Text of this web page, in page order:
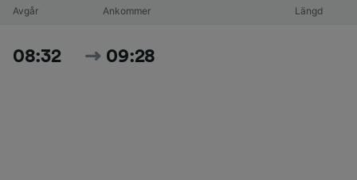
Avgår Ankommer Längd
08:32 09:28